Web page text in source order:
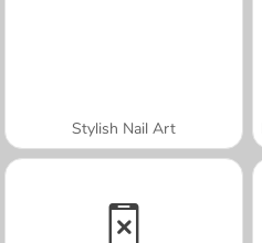
Stylish Nail Art